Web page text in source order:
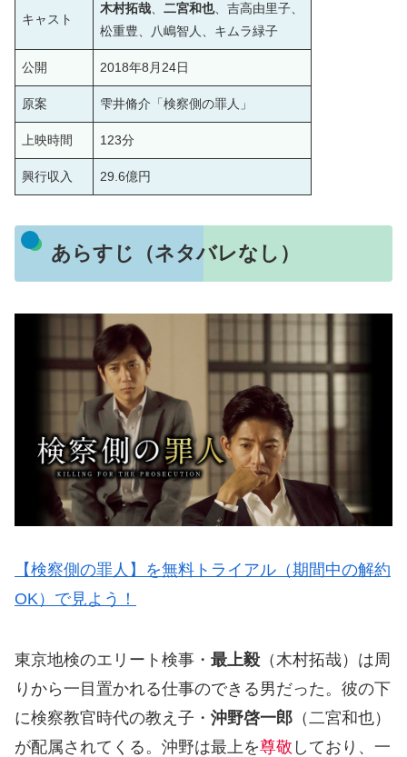
キャスト
木村拓哉 、二宮和也、吉高由里子、
松重豊、八嶋智人、キムラ緑子
公開 2018年8月24日
原案 雫井脩介「検察側の罪人」
上映時間 123分
興行収入 29.6億円
あらすじ（ネタバレなし）
【検察側の罪人】を無料トライアル（期間中の解約
OK）で見よう！
東京地検のエリート検事・ 最上毅 （木村拓哉）は周
りから一目置かれる仕事のできる男だった。彼の下
に検察教官時代の教え子・ 沖野啓一郎 （二宮和也）
が配属されてくる。沖野は最上を尊敬 しており、一